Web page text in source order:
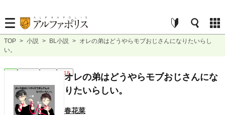
TOP > 小説 > BL小説 > オレの弟はどうやらモブおじさんになりたいらし
い。
R18
オレの弟はどうやらモブおじさんにな
りたいらしい。
春花菜